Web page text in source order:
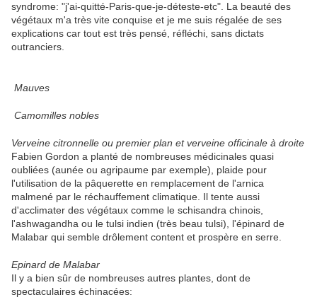
syndrome: "j'ai-quitté-Paris-que-je-déteste-etc". La beauté des
végétaux m'a très vite conquise et je me suis régalée de ses
explications car tout est très pensé, réfléchi, sans dictats
outranciers.
Mauves
Camomilles nobles
Verveine citronnelle ou premier plan et verveine officinale à droite
Fabien Gordon a planté de nombreuses médicinales quasi
oubliées (aunée ou agripaume par exemple), plaide pour
l'utilisation de la pâquerette en remplacement de l'arnica
malmené par le réchauffement climatique. Il tente aussi
d'acclimater des végétaux comme le schisandra chinois,
l'ashwagandha ou le tulsi indien (très beau tulsi), l'épinard de
Malabar qui semble drôlement content et prospère en serre.
Epinard de Malabar
Il y a bien sûr de nombreuses autres plantes, dont de
spectaculaires échinacées: